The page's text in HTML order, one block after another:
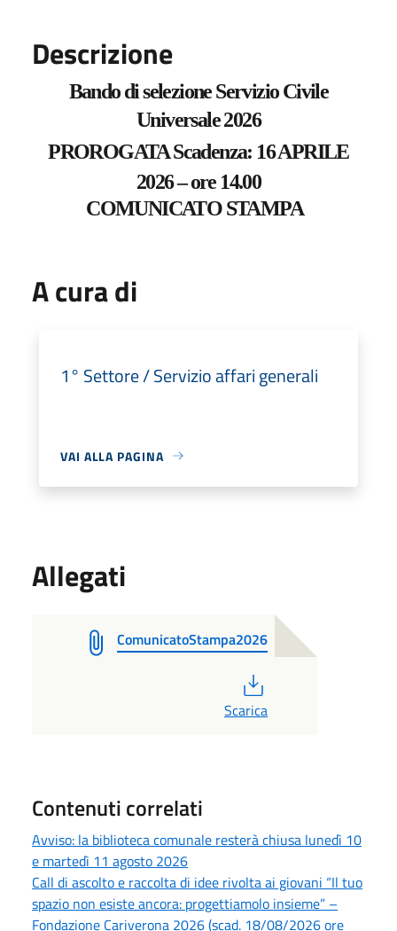
Descrizione
Bando di selezione Servizio Civile
Universale 2026
PROROGATA Scadenza: 16 APRILE
2026 – ore 14.00
COMUNICATO STAMPA
A cura di
1° Settore / Servizio affari generali
VAI ALLA PAGINA
Allegati
ComunicatoStampa2026
Scarica
Contenuti correlati
Avviso: la biblioteca comunale resterà chiusa lunedì 10
e martedì 11 agosto 2026
Call di ascolto e raccolta di idee rivolta ai giovani “Il tuo
spazio non esiste ancora: progettiamolo insieme” –
Fondazione Cariverona 2026 (scad. 18/08/2026 ore